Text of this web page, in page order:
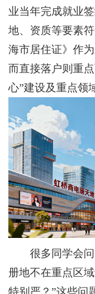
闻
资
讯
联
系
我
们
业当年完成就业
地、资质等要素
海市居住证》作
而直接落户则重
心”建设及重点领
很多同学会问
册地不在重点区